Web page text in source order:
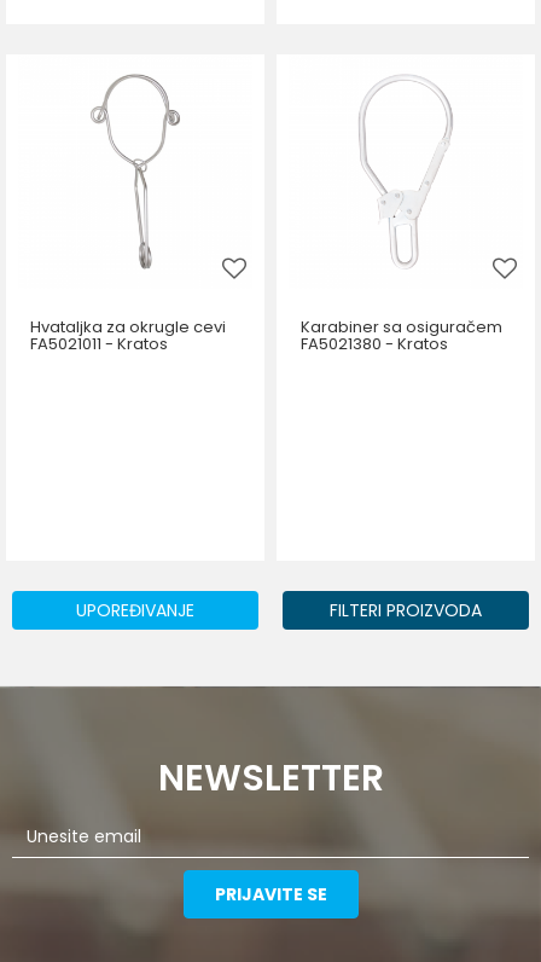
Hvataljka za okrugle cevi
FA5021011 - Kratos
Karabiner sa osiguračem
FA5021380 - Kratos
UPOREĐIVANJE FILTERI PROIZVODA
NEWSLETTER
PRIJAVITE SE